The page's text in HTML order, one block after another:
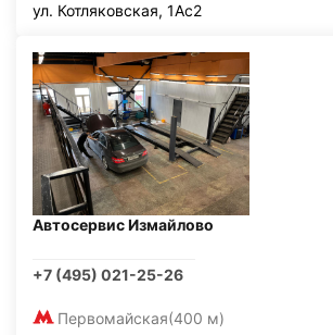
ул. Котляковская, 1Ас2
Автосервис Измайлово
+7 (495) 021-25-26
Первомайская(400 м)